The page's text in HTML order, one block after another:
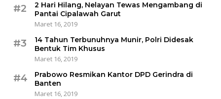
#2
2 Hari Hilang, Nelayan Tewas Mengambang di
Pantai Cipalawah Garut
Maret 16, 2019
#3
14 Tahun Terbunuhnya Munir, Polri Didesak
Bentuk Tim Khusus
Maret 16, 2019
#4
Prabowo Resmikan Kantor DPD Gerindra di
Banten
Maret 16, 2019